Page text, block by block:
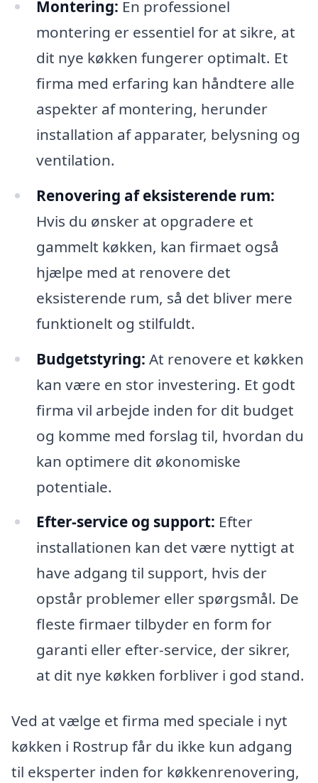
Montering: En professionel
montering er essentiel for at sikre, at
dit nye køkken fungerer optimalt. Et
firma med erfaring kan håndtere alle
aspekter af montering, herunder
installation af apparater, belysning og
ventilation.
Renovering af eksisterende rum:
Hvis du ønsker at opgradere et
gammelt køkken, kan firmaet også
hjælpe med at renovere det
eksisterende rum, så det bliver mere
funktionelt og stilfuldt.
Budgetstyring: At renovere et køkken
kan være en stor investering. Et godt
firma vil arbejde inden for dit budget
og komme med forslag til, hvordan du
kan optimere dit økonomiske
potentiale.
Efter-service og support: Efter
installationen kan det være nyttigt at
have adgang til support, hvis der
opstår problemer eller spørgsmål. De
fleste firmaer tilbyder en form for
garanti eller efter-service, der sikrer,
at dit nye køkken forbliver i god stand.
Ved at vælge et firma med speciale i nyt
køkken i Rostrup får du ikke kun adgang
til eksperter inden for køkkenrenovering,